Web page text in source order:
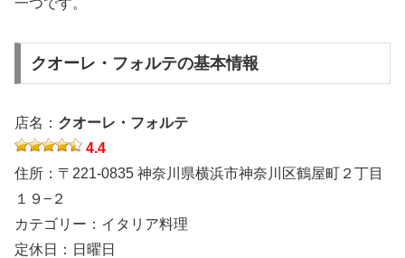
一つです。
クオーレ・フォルテの基本情報
店名： クオーレ・フォルテ
4.4
住所：〒221-0835 神奈川県横浜市神奈川区鶴屋町２丁目
１９−２
カテゴリー：イタリア料理
定休日：日曜日